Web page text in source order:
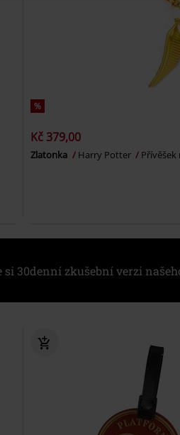
%
Kč 379,00
Zlatonka Harry Potter Přívěšek
si 30denní zkušební verzi